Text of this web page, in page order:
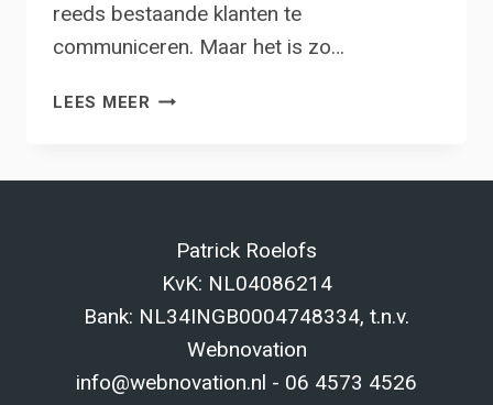
reeds bestaande klanten te
communiceren. Maar het is zo…
LEES MEER GEBRUIK
VOOR
AANVOER
VAN
NIEUWE
Patrick Roelofs
KvK: NL04086214
Bank: NL34INGB0004748334, t.n.v.
Webnovation
info@webnovation.nl - 06 4573 4526